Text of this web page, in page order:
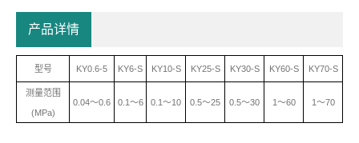
产品详情
型号 KY0.6-5 KY6-S KY10-S KY25-S KY30-S KY60-S KY70-S
测量范围
(MPa)
0.04～0.6 0.1～6 0.1～10 0.5～25 0.5～30 1～60 1～70